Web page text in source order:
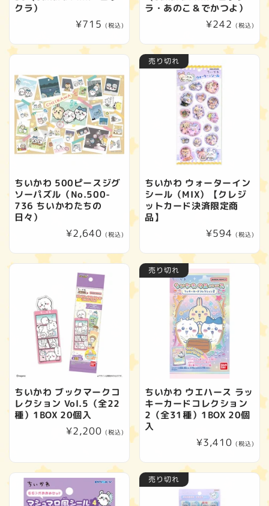
クラ）
通
価
¥715 (税込)
ラ・あのこ＆でかつよ）
通
格
¥242 (税込)
ちいかわ 500ピースジグ
ソーパズル（No.500-
736 ちいかわたちの
日々）
通
¥2,640 (税込)
売り切れ
ちいかわ ウォーターイン
シール（MIX）【クレジ
ットカード決済限定商
品】
通
格
¥594 (税込)
ちいかわ ブックマークコ
レクション Vol.5（全22
種）1BOX 20個入
通
¥2,200 (税込)
売り切れ
ちいかわ ウエハース ラッ
キーカードコレクション
2（全31種）1BOX 20個
入
通
価
¥3,410 (税込)
売り切れ